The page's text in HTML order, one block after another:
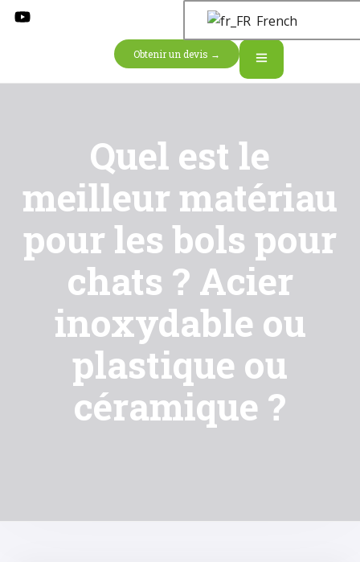
French
Obtenir un devis →
Quel est le
meilleur matériau
pour les bols pour
chats ? Acier
inoxydable ou
plastique ou
céramique ?